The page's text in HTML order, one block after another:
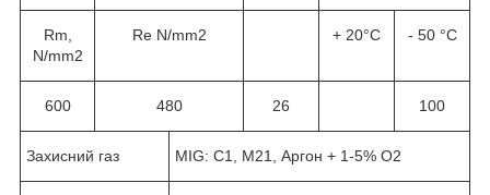
Rm,
N/mm2
Re N/mm2 + 20°C - 50 °C
600 480 26 100
Захисний газ MIG: C1, M21, Аргон + 1-5% O2